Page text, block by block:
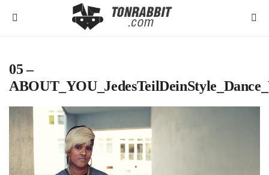
05 –